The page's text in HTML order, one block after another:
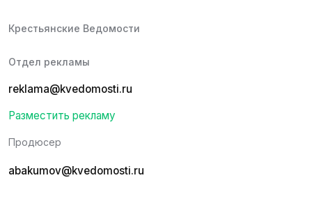
Крестьянские Ведомости
Отдел рекламы
reklama@kvedomosti.ru
Разместить рекламу
Продюсер
abakumov@kvedomosti.ru